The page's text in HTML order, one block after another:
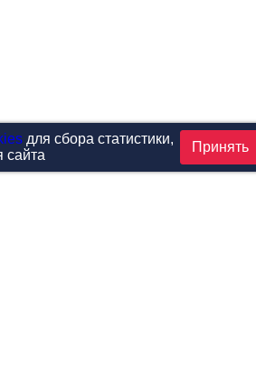
для сбора статистики,
сайта
Принять